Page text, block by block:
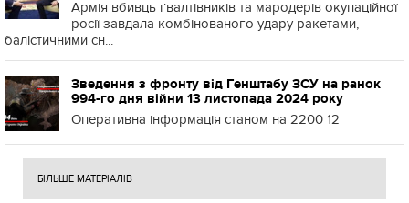
Армія вбивць ґвалтівників та мародерів окупаційної
росії завдала комбінованого удару ракетами,
балістичними сн...
Зведення з фронту від Генштабу ЗСУ на ранок
994-го дня війни 13 листопада 2024 року
Оперативна інформація станом на 2200 12
БІЛЬШЕ МАТЕРІАЛІВ